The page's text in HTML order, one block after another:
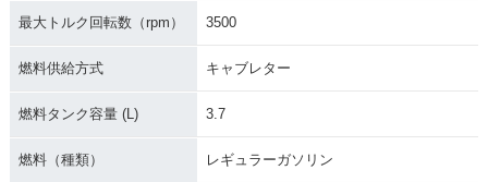
最大トルク回転数（rpm） 3500
燃料供給方式 キャブレター
燃料タンク容量 (L) 3.7
燃料（種類） レギュラーガソリン